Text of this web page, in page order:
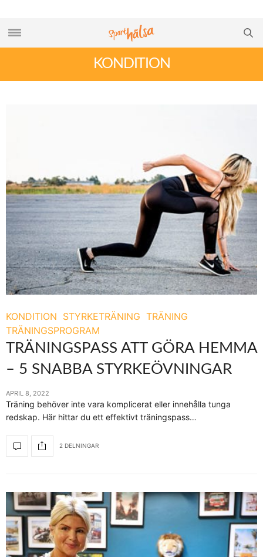
KONDITION
KONDITION STYRKETRÄNING TRÄNING
TRÄNINGSPROGRAM
TRÄNINGSPASS ATT GÖRA HEMMA
– 5 SNABBA STYRKEÖVNINGAR
APRIL 8, 2022
Träning behöver inte vara komplicerat eller innehålla tunga
redskap. Här hittar du ett effektivt träningspass…
2 DELNINGAR